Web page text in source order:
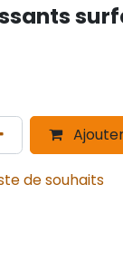
de souhaits